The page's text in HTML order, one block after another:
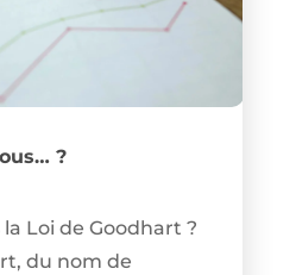
?
Loi de Goodhart ?
du nom de